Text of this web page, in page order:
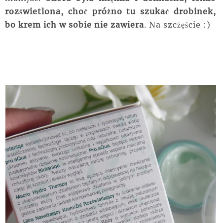
rozświetlona, choć próżno tu szukać drobinek,
bo krem ich w sobie nie zawiera. Na szcżęście :)